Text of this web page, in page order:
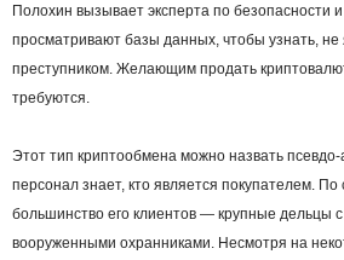
Полохин вызывает эксперта по безопасности
просматривают базы данных, чтобы узнать, не
преступником. Желающим продать
требуются.
Этот тип криптообмена можно назвать
персонал знает, кто является покупателем.
большинство его клиентов — крупные дельцы
вооруженными охранниками. Несмотря на